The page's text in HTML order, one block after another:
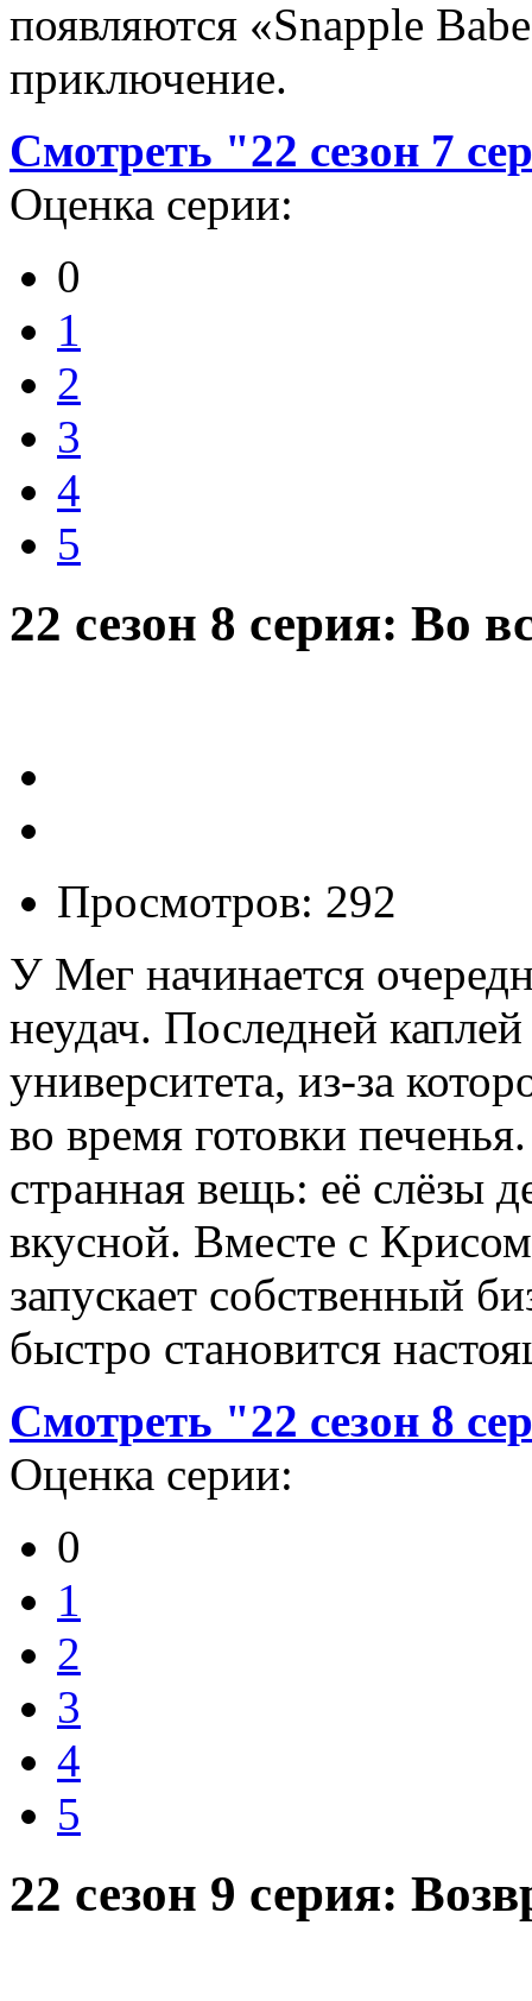
появляются «Snapple
приключение.
Смотреть "22 сезон 7
Оценка серии:
0
1
2
3
4
5
22 сезон 8 серия: Во
Просмотров: 292
У Мег начинается
неудач. Последней каплей
университета, из-за
во время готовки
странная вещь: её слёзы
вкусной. Вместе с
запускает собственный
быстро становится
Смотреть "22 сезон 8
Оценка серии:
0
1
2
3
4
5
22 сезон 9 серия: